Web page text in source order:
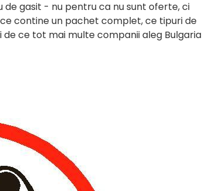
gasit - nu pentru ca nu sunt oferte, ci
contine un pachet complet, ce tipuri de
ce tot mai multe companii aleg Bulgaria